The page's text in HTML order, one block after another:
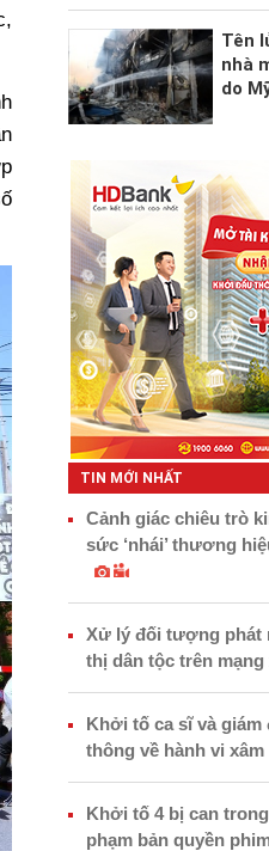
Tên
nhà
do
TIN MỚI NHẤT
Cảnh giác chiêu trò
sức ‘nhái’ thương
Xử lý đối tượng phát
thị dân tộc trên mạng
Khởi tố ca sĩ và
thông về hành vi
Khởi tố 4 bị can
phạm bản quyền